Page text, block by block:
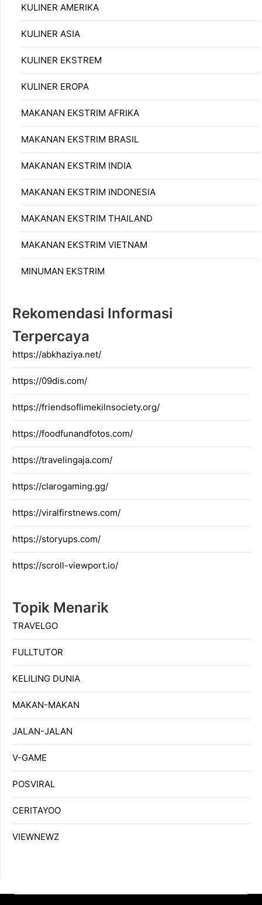
KULINER AMERIKA
KULINER ASIA
KULINER EKSTREM
KULINER EROPA
MAKANAN EKSTRIM AFRIKA
MAKANAN EKSTRIM BRASIL
MAKANAN EKSTRIM INDIA
MAKANAN EKSTRIM INDONESIA
MAKANAN EKSTRIM THAILAND
MAKANAN EKSTRIM VIETNAM
MINUMAN EKSTRIM
Rekomendasi Informasi
Terpercaya
https://abkhaziya.net/
https://09dis.com/
https://friendsoflimekilnsociety.org/
https://foodfunandfotos.com/
https://travelingaja.com/
https://clarogaming.gg/
https://viralfirstnews.com/
https://storyups.com/
https://scroll-viewport.io/
Topik Menarik
TRAVELGO
FULLTUTOR
KELILING DUNIA
MAKAN-MAKAN
JALAN-JALAN
V-GAME
POSVIRAL
CERITAYOO
VIEWNEWZ